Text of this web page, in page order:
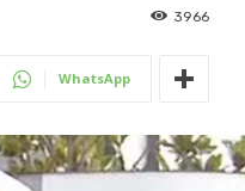
3966
WhatsApp